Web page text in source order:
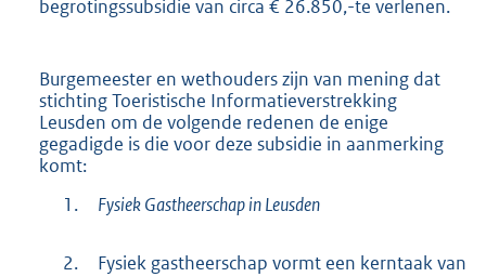
begrotingssubsidie van circa € 26.850,-te verlenen.
Burgemeester en wethouders zijn van mening dat
stichting Toeristische Informatieverstrekking
Leusden om de volgende redenen de enige
gegadigde is die voor deze subsidie in aanmerking
komt:
1.
Fysiek Gastheerschap in Leusden
2.
Fysiek gastheerschap vormt een kerntaak van